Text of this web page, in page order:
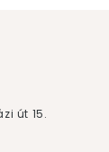
út 15.